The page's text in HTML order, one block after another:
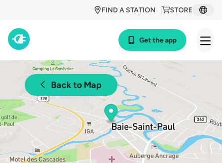
STORE
FIND A STATION
Get the app
Back to Map